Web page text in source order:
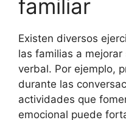
familiar
Existen diversos
las familias a
verbal. Por ejemplo,
durante las
actividades que
emocional puede